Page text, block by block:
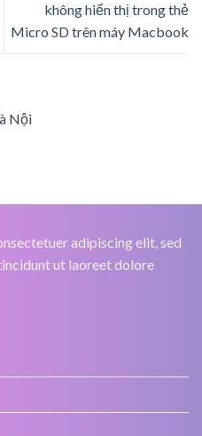
không hiển thị trong thẻ
Micro SD trên máy Macbook
Nội
adipiscing elit, sed
ut laoreet dolore